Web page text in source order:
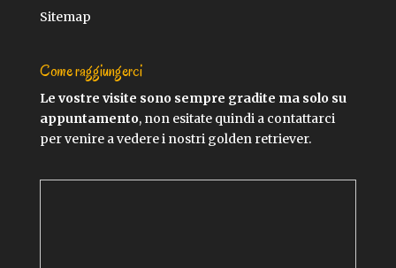
Sitemap
Come raggiungerci
Le vostre visite sono sempre gradite ma solo su
appuntamento, non esitate quindi a contattarci
per venire a vedere i nostri golden retriever.